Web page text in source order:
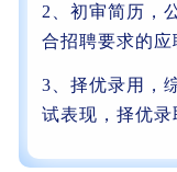
2、初审简历，
合招聘要求的应
3、择优录用，
试表现，择优录